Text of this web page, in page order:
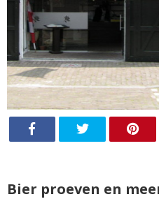
Bier proeven en